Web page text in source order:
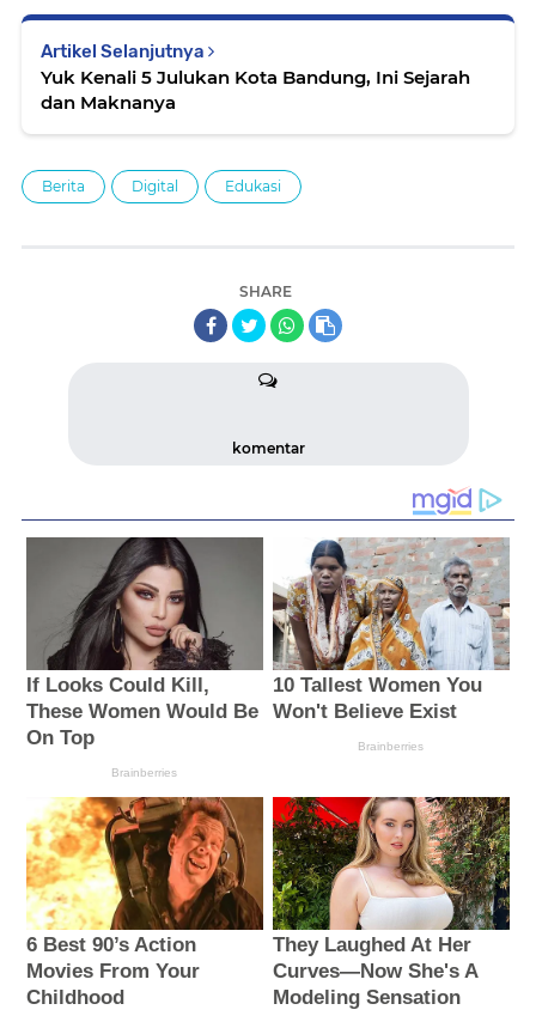
Artikel Selanjutnya
Yuk Kenali 5 Julukan Kota Bandung, Ini Sejarah
dan Maknanya
Berita Digital Edukasi
SHARE
komentar